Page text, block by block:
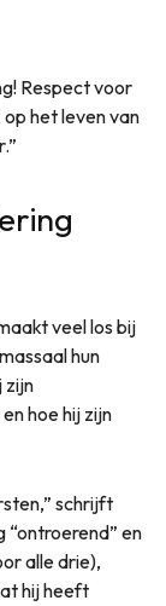
Respect voor
het leven van
veel los bij
hun
zijn
hoe hij zijn
schrijft
“ontroerend” en
alle drie),
hij heeft